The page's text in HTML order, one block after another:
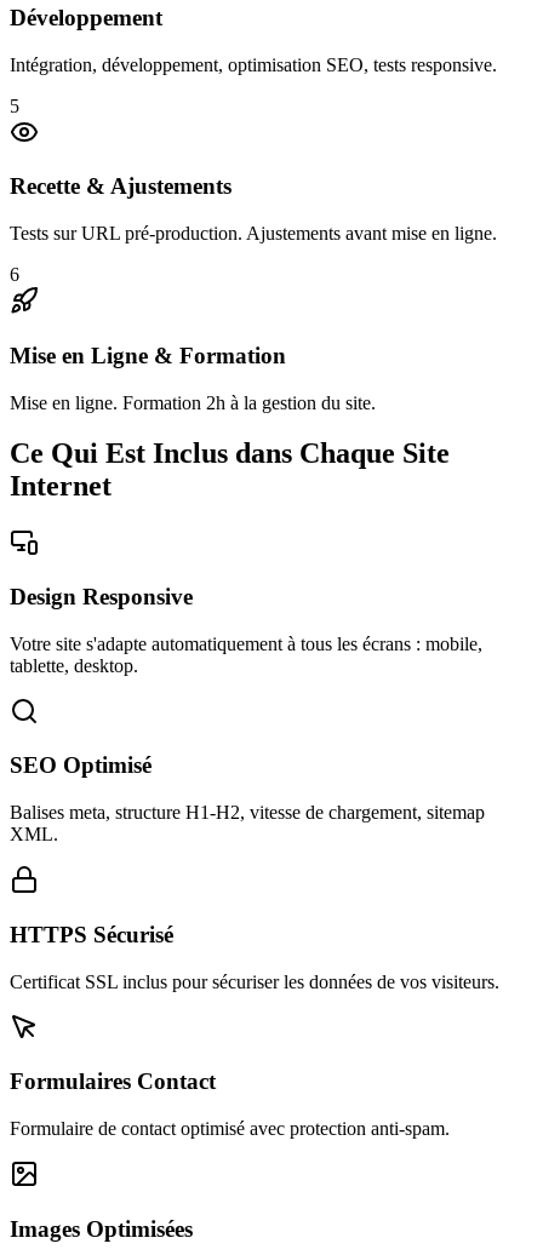
Développement
Intégration, développement, optimisation SEO, tests responsive.
5
Recette & Ajustements
Tests sur URL pré-production. Ajustements avant mise en ligne.
6
Mise en Ligne & Formation
Mise en ligne. Formation 2h à la gestion du site.
Ce Qui Est Inclus dans Chaque Site
Internet
Design Responsive
Votre site s'adapte automatiquement à tous les écrans : mobile,
tablette, desktop.
SEO Optimisé
Balises meta, structure H1-H2, vitesse de chargement, sitemap
XML.
HTTPS Sécurisé
Certificat SSL inclus pour sécuriser les données de vos visiteurs.
Formulaires Contact
Formulaire de contact optimisé avec protection anti-spam.
Images Optimisées